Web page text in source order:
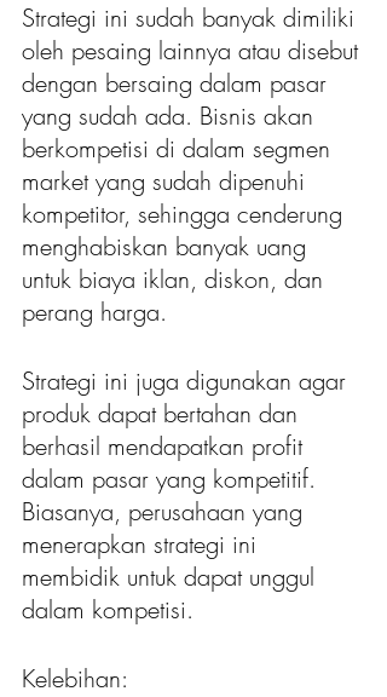
Strategi ini sudah banyak dimiliki
oleh pesaing lainnya atau disebut
dengan bersaing dalam pasar
yang sudah ada. Bisnis akan
berkompetisi di dalam segmen
market yang sudah dipenuhi
kompetitor, sehingga cenderung
menghabiskan banyak uang
untuk biaya iklan, diskon, dan
perang harga.
Strategi ini juga digunakan agar
produk dapat bertahan dan
berhasil mendapatkan profit
dalam pasar yang kompetitif.
Biasanya, perusahaan yang
menerapkan strategi ini
membidik untuk dapat unggul
dalam kompetisi.
Kelebihan: